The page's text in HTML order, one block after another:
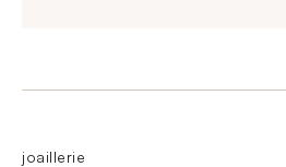
joaillerie